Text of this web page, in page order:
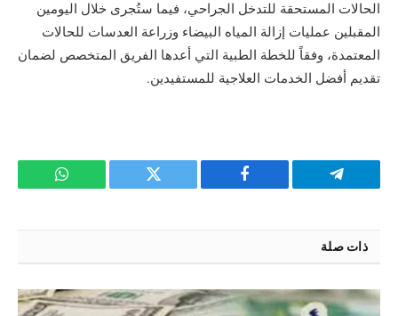
الحالات المستحقة للتدخل الجراحي، فيما ستُجرى خلال اليومين
المقبلين عمليات إزالة المياه البيضاء وزراعة العدسات للحالات
المعتمدة، وفقاً للخطة الطبية التي أعدها الفريق المتخصص لضمان
تقديم أفضل الخدمات العلاجية للمستفيدين.
تيلقرام فيسبوك تويتر واتساب
ذات صلة